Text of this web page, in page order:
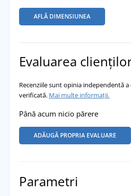
AFLĂ DIMENSIUNEA
Evaluarea
Recenziile sunt opinia independentă
verificată. Mai multe informații.
Până acum nicio părere
ADĂUGĂ PROPRIA EVALUARE
Parametri